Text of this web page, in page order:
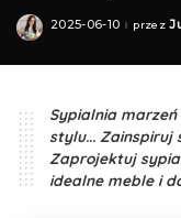
2025-06-10Posted
przez
Sypialnia marzeń
stylu... Zainspiruj
Zaprojektuj
idealne meble i